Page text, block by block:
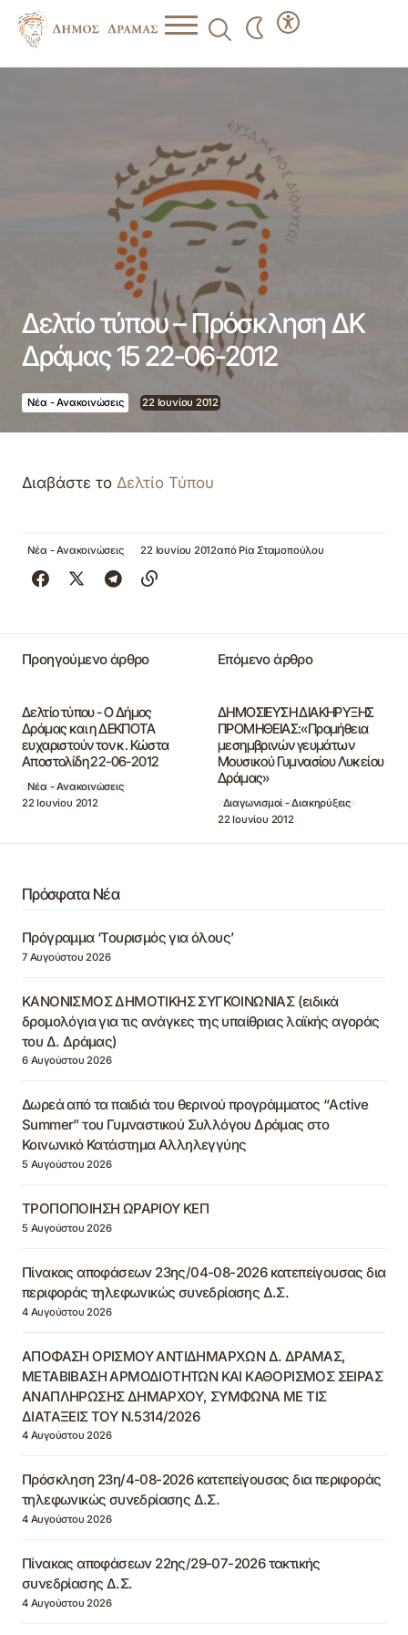
Δελτίο τύπου – Πρόσκληση ΔΚ
Δράμας 15 22-06-2012
Νέα - Ανακοινώσεις 22 Ιουνίου 2012
Διαβάστε το Δελτίο Τύπου
Νέα - Ανακοινώσεις 22 Ιουνίου 2012από Ρία Σταμοπούλου
Προηγούμενο άρθρο
Δελτίο τύπου - Ο Δήμος
Δράμας και η ΔΕΚΠΟΤΑ
ευχαριστούν τον κ. Κώστα
Αποστολίδη 22-06-2012
Νέα - Ανακοινώσεις
22 Ιουνίου 2012
Επόμενο άρθρο
ΔΗΜΟΣΙΕΥΣΗ ΔΙΑΚΗΡΥΞΗΣ
ΠΡΟΜΗΘΕΙΑΣ:«Προμήθεια
μεσημβρινών γευμάτων
Μουσικού Γυμνασίου Λυκείου
Δράμας»
Διαγωνισμοί - Διακηρύξεις
22 Ιουνίου 2012
Πρόσφατα Νέα
Πρόγραμμα ‘Τουρισμός για όλους’
7 Αυγούστου 2026
ΚΑΝΟΝΙΣΜΟΣ ΔΗΜΟΤΙΚΗΣ ΣΥΓΚΟΙΝΩΝΙΑΣ (ειδικά
δρομολόγια για τις ανάγκες της υπαίθριας λαϊκής αγοράς
του Δ. Δράμας)
6 Αυγούστου 2026
Δωρεά από τα παιδιά του θερινού προγράμματος “Active
Summer” του Γυμναστικού Συλλόγου Δράμας στο
Κοινωνικό Κατάστημα Αλληλεγγύης
5 Αυγούστου 2026
ΤΡΟΠΟΠΟΙΗΣΗ ΩΡΑΡΙΟΥ ΚΕΠ
5 Αυγούστου 2026
Πίνακας αποφάσεων 23ης/04-08-2026 κατεπείγουσας δια
περιφοράς τηλεφωνικώς συνεδρίασης Δ.Σ.
4 Αυγούστου 2026
ΑΠΟΦΑΣΗ ΟΡΙΣΜΟΥ ΑΝΤΙΔΗΜΑΡΧΩΝ Δ. ΔΡΑΜΑΣ,
ΜΕΤΑΒΙΒΑΣΗ ΑΡΜΟΔΙΟΤΗΤΩΝ ΚΑΙ ΚΑΘΟΡΙΣΜΟΣ ΣΕΙΡΑΣ
ΑΝΑΠΛΗΡΩΣΗΣ ΔΗΜΑΡΧΟΥ, ΣΥΜΦΩΝΑ ΜΕ ΤΙΣ
ΔΙΑΤΑΞΕΙΣ ΤΟΥ Ν.5314/2026
4 Αυγούστου 2026
Πρόσκληση 23η/4-08-2026 κατεπείγουσας δια περιφοράς
τηλεφωνικώς συνεδρίασης Δ.Σ.
4 Αυγούστου 2026
Πίνακας αποφάσεων 22ης/29-07-2026 τακτικής
συνεδρίασης Δ.Σ.
4 Αυγούστου 2026